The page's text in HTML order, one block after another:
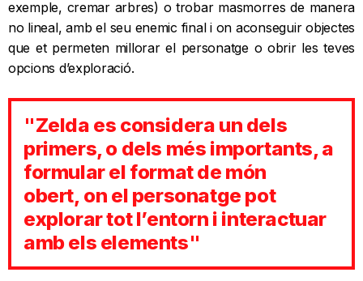
exemple, cremar arbres) o trobar masmorres de manera
no lineal, amb el seu enemic final i on aconseguir objectes
que et permeten millorar el personatge o obrir les teves
opcions d’exploració.
"Zelda es considera un dels
primers, o dels més importants, a
formular el format de món
obert, on el personatge pot
explorar tot l’entorn i interactuar
amb els elements"